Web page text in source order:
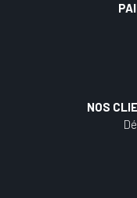
NOS